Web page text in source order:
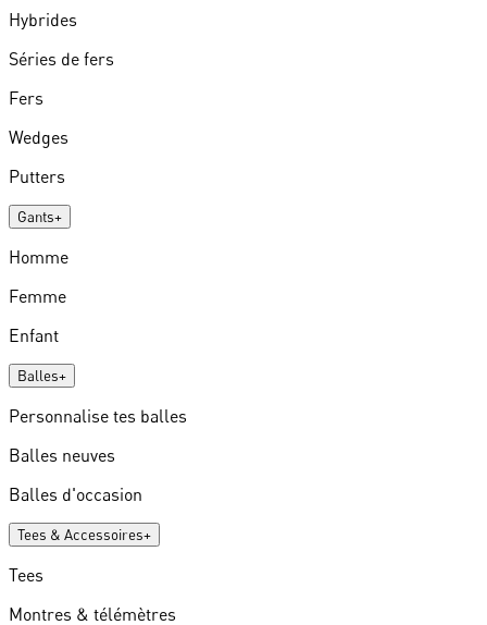
Hybrides
Séries de fers
Fers
Wedges
Putters
Gants+
Homme
Femme
Enfant
Balles+
Personnalise tes balles
Balles neuves
Balles d'occasion
Tees & Accessoires+
Tees
Montres & télémètres